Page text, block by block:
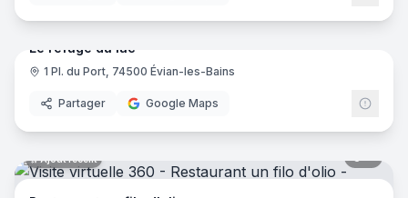
Le refuge du lac
1 Pl. du Port, 74500 Évian-les-Bains
Partager Google Maps
Ajout récent